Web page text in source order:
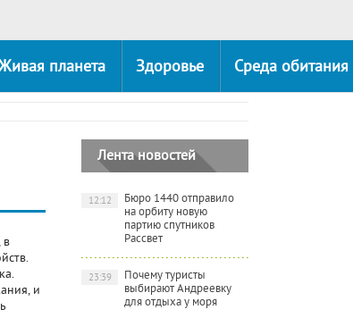
планета Здоровье Среда обитания
в
и
Лента новостей
Бюро 1440 отправило
на орбиту новую
партию спутников
Рассвет
12:12
Почему туристы
выбирают Андреевку
для отдыха у моря
23:39